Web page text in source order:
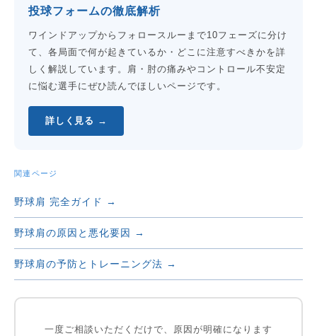
投球フォームの徹底解析
ワインドアップからフォロースルーまで10フェーズに分け
て、各局面で何が起きているか・どこに注意すべきかを詳
しく解説しています。肩・肘の痛みやコントロール不安定
に悩む選手にぜひ読んでほしいページです。
詳しく見る →
関連ページ
野球肩 完全ガイド →
野球肩の原因と悪化要因 →
野球肩の予防とトレーニング法 →
一度ご相談いただくだけで、原因が明確になります